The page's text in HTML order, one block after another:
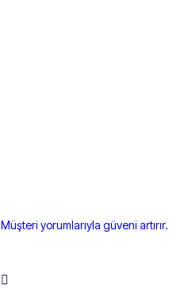
Müşteri yorumlarıyla güveni artırır.